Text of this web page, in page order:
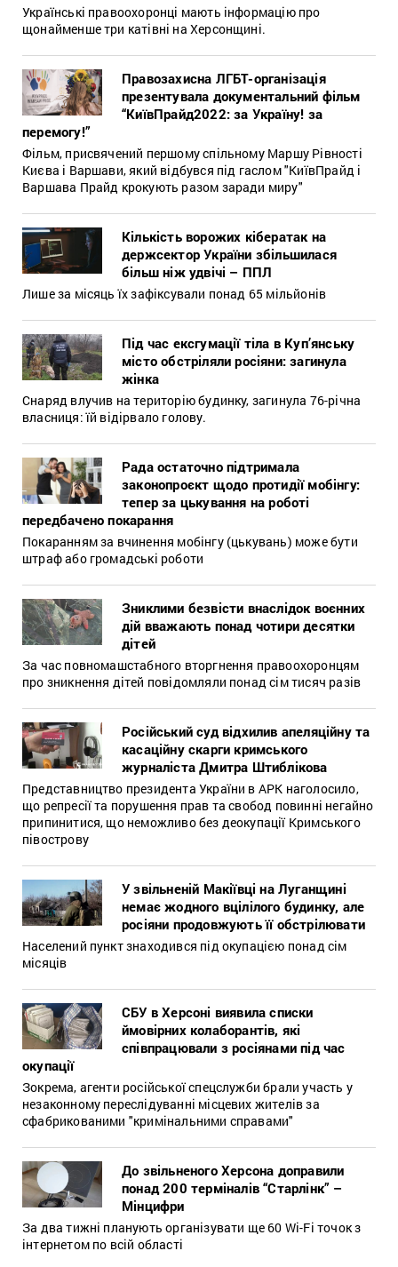
Українські правоохоронці мають інформацію про
щонайменше три катівні на Херсонщині.
Правозахисна ЛГБТ-організація
презентувала документальний фільм
“КиївПрайд2022: за Україну! за
перемогу!”
Фільм, присвячений першому спільному Маршу Рівності
Києва і Варшави, який відбувся під гаслом "КиївПрайд і
Варшава Прайд крокують разом заради миру"
Кількість ворожих кібератак на
держсектор України збільшилася
більш ніж удвічі – ППЛ
Лише за місяць їх зафіксували понад 65 мільйонів
Під час ексгумації тіла в Куп’янську
місто обстріляли росіяни: загинула
жінка
Снаряд влучив на територію будинку, загинула 76-річна
власниця: їй відірвало голову.
Рада остаточно підтримала
законопроєкт щодо протидії мобінгу:
тепер за цькування на роботі
передбачено покарання
Покаранням за вчинення мобінгу (цькувань) може бути
штраф або громадські роботи
Зниклими безвісти внаслідок воєнних
дій вважають понад чотири десятки
дітей
За час повномашстабного вторгнення правоохоронцям
про зникнення дітей повідомляли понад сім тисяч разів
Російський суд відхилив апеляційну та
касаційну скарги кримського
журналіста Дмитра Штиблікова
Представництво президента України в АРК наголосило,
що репресії та порушення прав та свобод повинні негайно
припинитися, що неможливо без деокупації Кримського
півострову
У звільненій Макіївці на Луганщині
немає жодного вцілілого будинку, але
росіяни продовжують її обстрілювати
Населений пункт знаходився під окупацією понад сім
місяців
СБУ в Херсоні виявила списки
ймовірних колаборантів, які
співпрацювали з росіянами під час
окупації
Зокрема, агенти російської спецслужби брали участь у
незаконному переслідуванні місцевих жителів за
сфабрикованими "кримінальними справами"
До звільненого Херсона доправили
понад 200 терміналів “Старлінк” –
Мінцифри
За два тижні планують організувати ще 60 Wi-Fi точок з
інтернетом по всій області